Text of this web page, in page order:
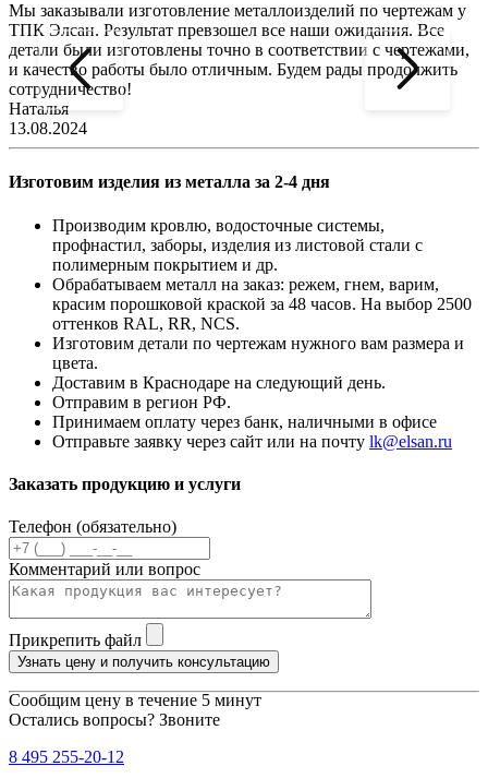
Мы заказывали изготовление металлоизделий по чертежам у
ТПК Элсан. Результат превзошел все наши ожидания. Все
детали были изготовлены точно в соответствии с чертежами,
и качество работы было отличным. Будем рады продолжить
сотрудничество!
Наталья
13.08.2024
Изготовим изделия из металла за 2-4 дня
Производим кровлю, водосточные системы,
профнастил, заборы, изделия из листовой стали с
полимерным покрытием и др.
Обрабатываем металл на заказ: режем, гнем, варим,
красим порошковой краской за 48 часов. На выбор 2500
оттенков RAL, RR, NCS.
Изготовим детали по чертежам нужного вам размера и
цвета.
Доставим в Краснодаре на следующий день.
Отправим в регион РФ.
Принимаем оплату через банк, наличными в офисе
Отправьте заявку через сайт или на почту lk@elsan.ru
Заказать продукцию и услуги
Телефон (обязательно)
Комментарий или вопрос
Прикрепить файл
Узнать цену и получить консультацию
Сообщим цену в течение 5 минут
Остались вопросы? Звоните
8 495 255-20-12